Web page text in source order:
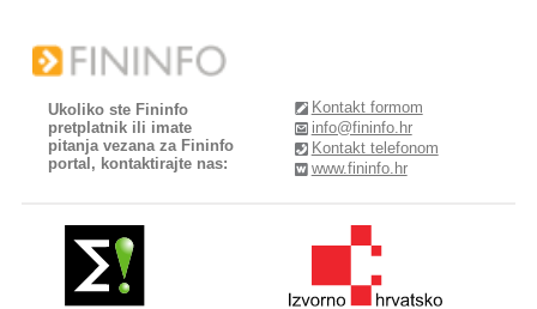
Ukoliko ste Fininfo
pretplatnik ili imate
pitanja vezana za Fininfo
portal, kontaktirajte nas:
Kontakt formom
info@fininfo.hr
Kontakt telefonom
www.fininfo.hr